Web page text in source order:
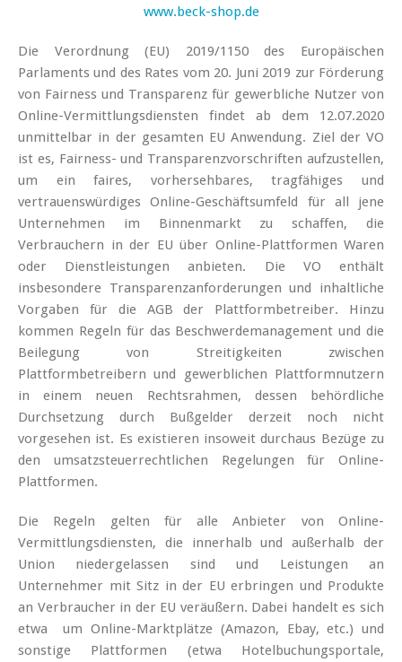
www.beck-shop.de
Die Verordnung (EU) 2019/1150 des Europäischen
Parlaments und des Rates vom 20. Juni 2019 zur Förderung
von Fairness und Transparenz für gewerbliche Nutzer von
Online-Vermittlungsdiensten findet ab dem 12.07.2020
unmittelbar in der gesamten EU Anwendung. Ziel der VO
ist es, Fairness- und Transparenzvorschriften aufzustellen,
um ein faires, vorhersehbares, tragfähiges und
vertrauenswürdiges Online-Geschäftsumfeld für all jene
Unternehmen im Binnenmarkt zu schaffen, die
Verbrauchern in der EU über Online-Plattformen Waren
oder Dienstleistungen anbieten. Die VO enthält
insbesondere Transparenzanforderungen und inhaltliche
Vorgaben für die AGB der Plattformbetreiber. Hinzu
kommen Regeln für das Beschwerdemanagement und die
Beilegung von Streitigkeiten zwischen
Plattformbetreibern und gewerblichen Plattformnutzern
in einem neuen Rechtsrahmen, dessen behördliche
Durchsetzung durch Bußgelder derzeit noch nicht
vorgesehen ist. Es existieren insoweit durchaus Bezüge zu
den umsatzsteuerrechtlichen Regelungen für Online-
Plattformen.
Die Regeln gelten für alle Anbieter von Online-
Vermittlungsdiensten, die innerhalb und außerhalb der
Union niedergelassen sind und Leistungen an
Unternehmer mit Sitz in der EU erbringen und Produkte
an Verbraucher in der EU veräußern. Dabei handelt es sich
etwa um Online-Marktplätze (Amazon, Ebay, etc.) und
sonstige Plattformen (etwa Hotelbuchungsportale,